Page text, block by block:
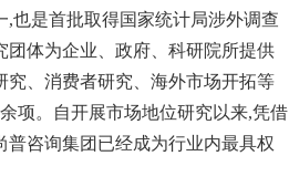
,也是首批取得国家统计局涉外调查
体为企业、政府、科研院所提供
、消费者研究、海外市场开拓等
项。自开展市场地位研究以来,凭借
咨询集团已经成为行业内最具权